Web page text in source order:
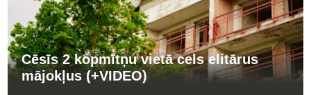
Cēsīs 2 kopmītņu vietā cels elitārus
mājokļus (+VIDEO)